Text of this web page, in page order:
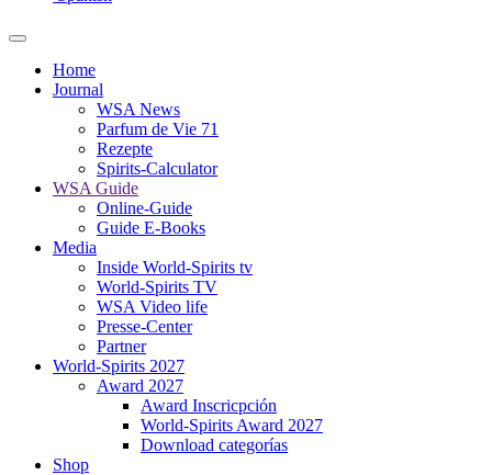
Home
Journal
WSA News
Parfum de Vie 71
Rezepte
Spirits-Calculator
WSA Guide
Online-Guide
Guide E-Books
Media
Inside World-Spirits tv
World-Spirits TV
WSA Video life
Presse-Center
Partner
World-Spirits 2027
Award 2027
Award Inscricpción
World-Spirits Award 2027
Download categorías
Shop